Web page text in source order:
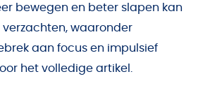
bewegen en beter slapen kan
waaronder
aan focus en impulsief
het volledige artikel.